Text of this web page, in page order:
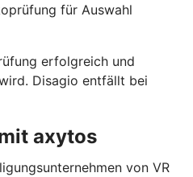
für Auswahl
erfolgreich und
Disagio entfällt bei
axytos
von VR